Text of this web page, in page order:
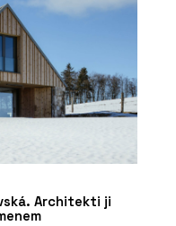
Architekti ji